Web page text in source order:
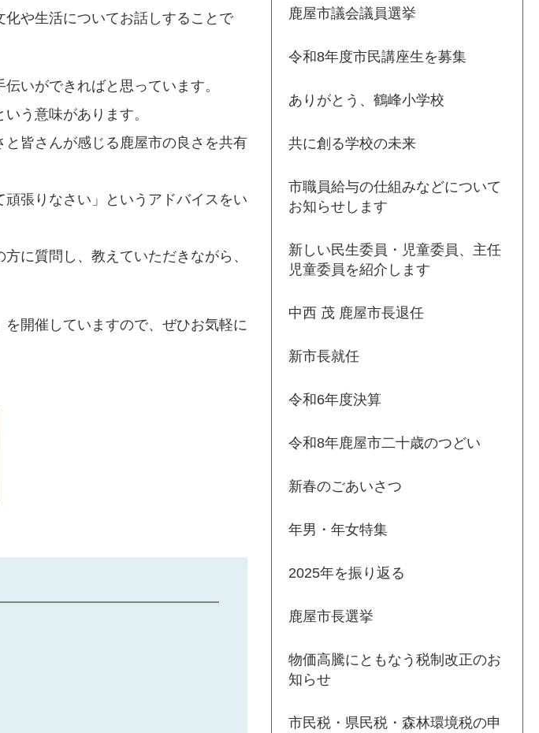
や生活についてお話しすることで
いができればと思っています。
う意味があります。
皆さんが感じる鹿屋市の良さを共有
張りなさい」というアドバイスをい
に質問し、教えていただきながら、
開催していますので、ぜひお気軽に
鹿屋市議会議員選挙
令和8年度市民講座生を募集
ありがとう、鶴峰小学校
共に創る学校の未来
市職員給与の仕組みなどについて
お知らせします
新しい民生委員・児童委員、主任
児童委員を紹介します
中西 茂 鹿屋市長退任
新市長就任
令和6年度決算
令和8年鹿屋市二十歳のつどい
新春のごあいさつ
年男・年女特集
2025年を振り返る
鹿屋市長選挙
物価高騰にともなう税制改正のお
知らせ
市民税・県民税・森林環境税の申